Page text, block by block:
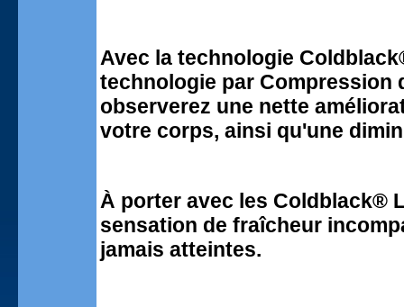
Avec la technologie
technologie par Compression
observerez une nette
votre corps, ainsi qu'une
À porter avec les Coldblack®
sensation de fraîcheur
jamais atteintes.